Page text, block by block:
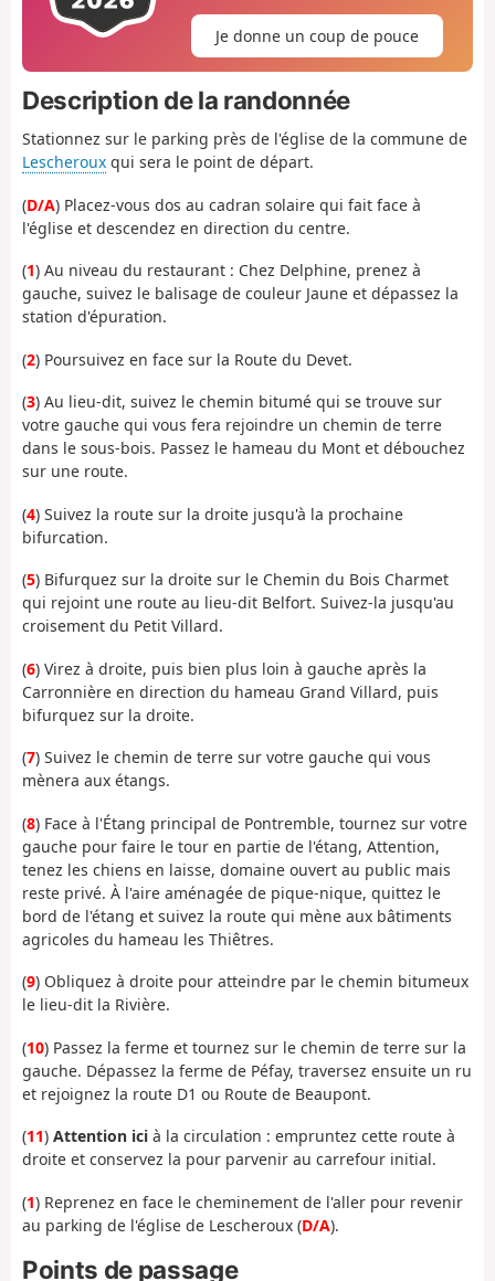
Je donne un coup de pouce
Description de la randonnée
Stationnez sur le parking près de l'église de la commune de
Lescheroux qui sera le point de départ.
(D/A) Placez-vous dos au cadran solaire qui fait face à
l'église et descendez en direction du centre.
(1) Au niveau du restaurant : Chez Delphine, prenez à
gauche, suivez le balisage de couleur Jaune et dépassez la
station d'épuration.
(2) Poursuivez en face sur la Route du Devet.
(3) Au lieu-dit, suivez le chemin bitumé qui se trouve sur
votre gauche qui vous fera rejoindre un chemin de terre
dans le sous-bois. Passez le hameau du Mont et débouchez
sur une route.
(4) Suivez la route sur la droite jusqu'à la prochaine
bifurcation.
(5) Bifurquez sur la droite sur le Chemin du Bois Charmet
qui rejoint une route au lieu-dit Belfort. Suivez-la jusqu'au
croisement du Petit Villard.
(6) Virez à droite, puis bien plus loin à gauche après la
Carronnière en direction du hameau Grand Villard, puis
bifurquez sur la droite.
(7) Suivez le chemin de terre sur votre gauche qui vous
mènera aux étangs.
(8) Face à l'Étang principal de Pontremble, tournez sur votre
gauche pour faire le tour en partie de l'étang, Attention,
tenez les chiens en laisse, domaine ouvert au public mais
reste privé. À l'aire aménagée de pique-nique, quittez le
bord de l'étang et suivez la route qui mène aux bâtiments
agricoles du hameau les Thiêtres.
(9) Obliquez à droite pour atteindre par le chemin bitumeux
le lieu-dit la Rivière.
(10) Passez la ferme et tournez sur le chemin de terre sur la
gauche. Dépassez la ferme de Péfay, traversez ensuite un ru
et rejoignez la route D1 ou Route de Beaupont.
(11) Attention ici à la circulation : empruntez cette route à
droite et conservez la pour parvenir au carrefour initial.
(1) Reprenez en face le cheminement de l'aller pour revenir
au parking de l'église de Lescheroux (D/A).
Points de passage